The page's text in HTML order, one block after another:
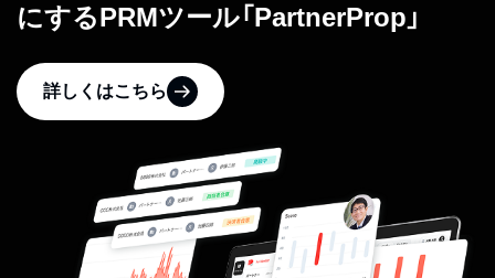
にするPRMツール「PartnerProp」
詳しくはこちら